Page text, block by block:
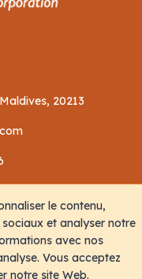
20213
de confidentialité
le contenu,
et analyser notre
avec nos
Vous acceptez
notre site Web.